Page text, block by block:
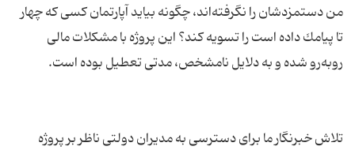
من دستمزدشان را نگرفته‌اند، چگونه بیاید آپارتمان كسی كه چهار
تا پیامك داده است را تسویه كند؟ این پروژه با مشكلات مالی
تلاش خبرنگار ما برای دسترسی به مدیران دولتی ناظر بر پروژه